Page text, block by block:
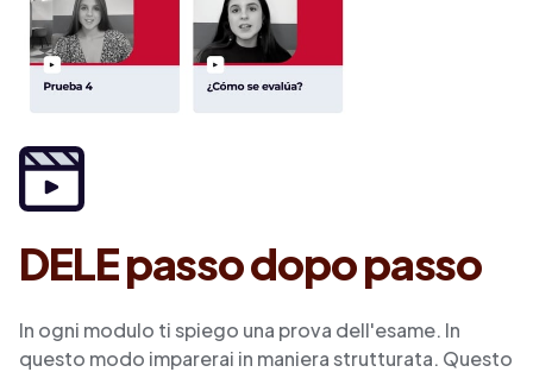
DELE passo dopo passo
In ogni modulo ti spiego una prova dell'esame. In
questo modo imparerai in maniera strutturata. Questo